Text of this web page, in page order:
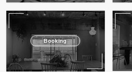
Booking